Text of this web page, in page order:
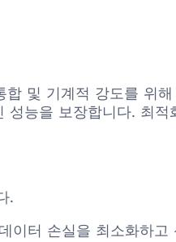
및 기계적 강도를 위
능을 보장합니다. 최
.
터 손실을 최소화하